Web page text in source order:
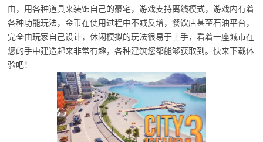
由，用各种道具来装饰自己的豪宅，游戏支持离线模式，游戏内有着
各种功能玩法，金币在使用过程中不减反增，餐饮店甚至石油平台，
完全由玩家自己设计，休闲模拟的玩法很易于上手，看着一座城市在
您的手中建造起来非常有趣，各种建筑您都能够获取到。快来下载体
验吧！